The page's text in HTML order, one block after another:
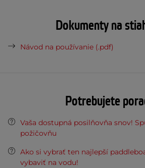
Dokumenty na
Návod na používanie (.pdf)
Potrebujete
Vaša dostupná posilňovňa snov!
požičovňu
Ako si vybrať ten najlepší
vybaviť na vodu!